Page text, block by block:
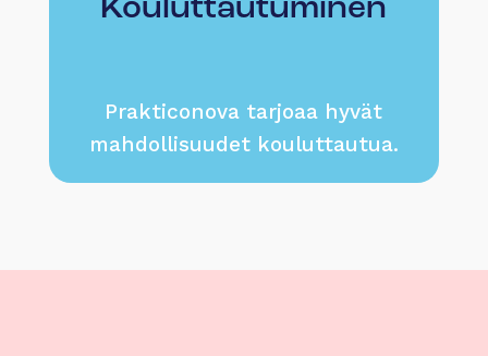
Kouluttautuminen
Prakticonova tarjoaa hyvät
mahdollisuudet kouluttautua.